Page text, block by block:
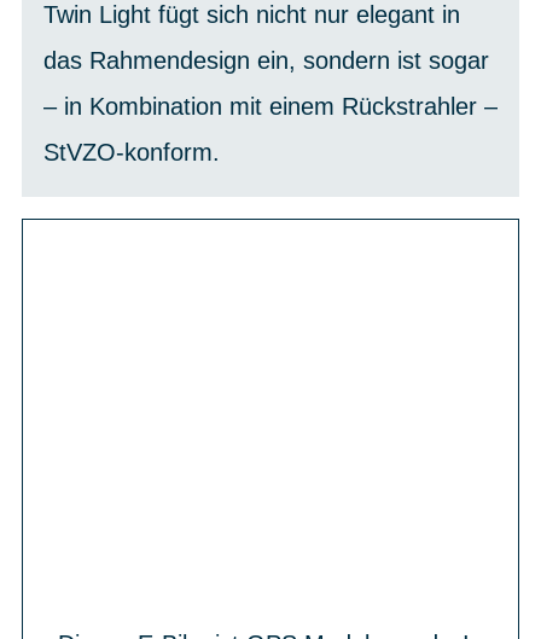
Twin Light fügt sich nicht nur elegant in
das Rahmendesign ein, sondern ist sogar
– in Kombination mit einem Rückstrahler –
StVZO-konform.